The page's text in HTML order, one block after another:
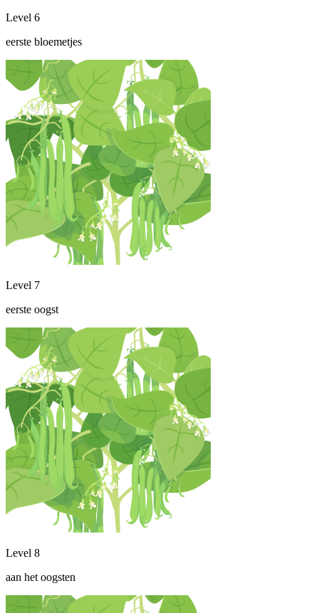
Level 6
eerste bloemetjes
Level 7
eerste oogst
Level 8
aan het oogsten